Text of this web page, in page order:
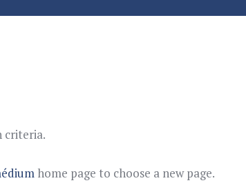
criteria.
home page to choose a new page.